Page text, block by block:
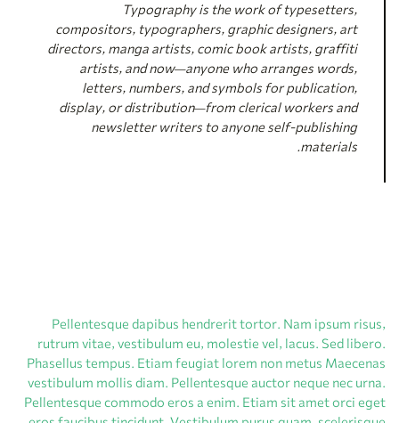
Typography is the work of typesetters,
compositors, typographers, graphic designers, art
directors, manga artists, comic book artists, graffiti
artists, and now—anyone who arranges words,
letters, numbers, and symbols for publication,
display, or distribution—from clerical workers and
newsletter writers to anyone self-publishing
materials.
Pellentesque dapibus hendrerit tortor. Nam ipsum risus,
rutrum vitae, vestibulum eu, molestie vel, lacus. Sed libero.
Phasellus tempus. Etiam feugiat lorem non metus Maecenas
vestibulum mollis diam. Pellentesque auctor neque nec urna.
Pellentesque commodo eros a enim. Etiam sit amet orci eget